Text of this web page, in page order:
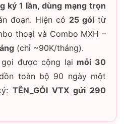
ký 1 lần, dùng mạng trọn
đoạn. Hiện có 25 gói từ
thoại và Combo MXH –
(chỉ ~90K/tháng).
được cộng lại mỗi 30
toàn bộ 90 ngày một
TÊN_GÓI VTX gửi 290